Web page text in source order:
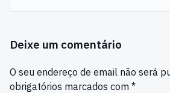
Deixe um comentário
O seu endereço de email não será
obrigatórios marcados com *